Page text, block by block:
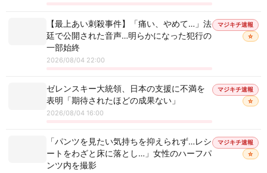
【最上あい刺殺事件】「痛い、やめて…」法
廷で公開された音声…明らかになった犯行の
一部始終
2026/08/04 22:00
マジキチ速報
☆
ゼレンスキー大統領、日本の支援に不満を
表明「期待されたほどの成果ない」
2026/08/04 16:00
マジキチ速報
☆
「パンツを見たい気持ちを抑えられず…レシ
ートをわざと床に落とし…」女性のハーフパ
ンツ内を撮影
マジキチ速報
☆